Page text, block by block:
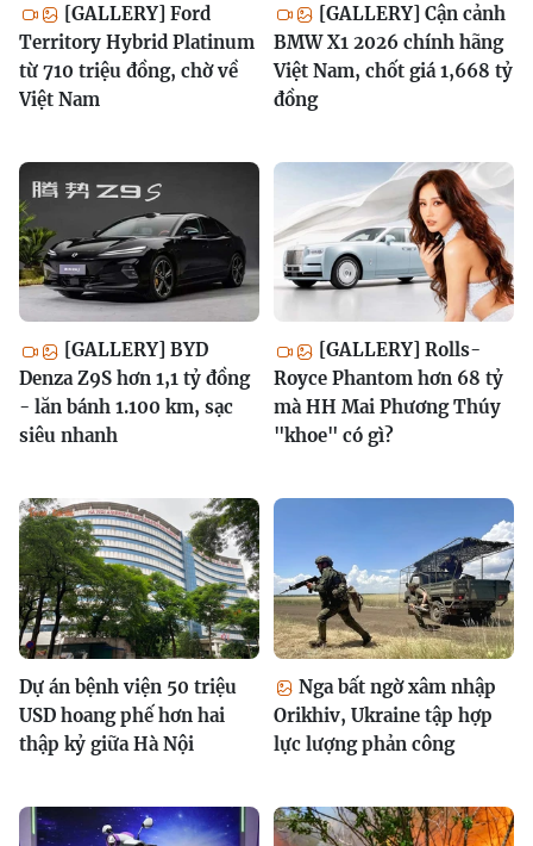
[GALLERY] Ford
Territory Hybrid Platinum
từ 710 triệu đồng, chờ về
Việt Nam
[GALLERY] Cận cảnh
BMW X1 2026 chính hãng
Việt Nam, chốt giá 1,668 tỷ
đồng
[GALLERY] BYD
Denza Z9S hơn 1,1 tỷ đồng
- lăn bánh 1.100 km, sạc
siêu nhanh
[GALLERY] Rolls-
Royce Phantom hơn 68 tỷ
mà HH Mai Phương Thúy
"khoe" có gì?
Dự án bệnh viện 50 triệu
USD hoang phế hơn hai
thập kỷ giữa Hà Nội
Nga bất ngờ xâm nhập
Orikhiv, Ukraine tập hợp
lực lượng phản công